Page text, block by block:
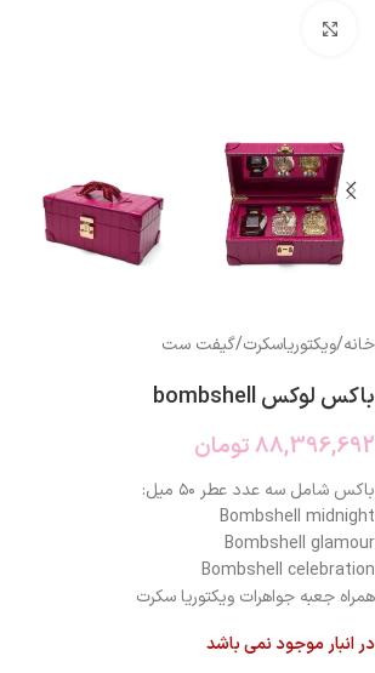
خانه/ویکتوریاسکرت/گیفت ست
باکس لوکس bombshell
88,396,692تومان
باکس شامل سه عدد عطر ۵۰ میل:
Bombshell midnight
Bombshell glamour
Bombshell celebration
همراه جعبه جواهرات ویکتوریا سکرت
در انبار موجود نمی باشد